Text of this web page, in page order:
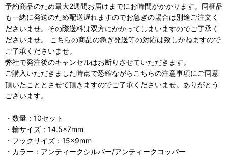
予約商品のため最大2週間お届けまでにお時間がかかります。同梱品
も一緒に発送のため配送遅れますのでお急ぎの場合は別途ご注文く
ださいませ。その際送料は双方にかかってしまいますのでご了承く
ださいませ。 こちらの商品の急ぎ発送等の対応は致しかねますので
ご了承くださいませ。
弊社で発注後のキャンセルはお断りさせていただきます。
ご購入いただきました時点で恐縮ながらこちらの注意事項にご同意
頂いたこととさせて頂きますのでご了承くださいませ。ありがとう
ございます。
・数量：10セット
・輪サイズ：14.5×7mm
・フックサイズ：15×9mm
・カラー：アンティークシルバー/アンティークコッパー